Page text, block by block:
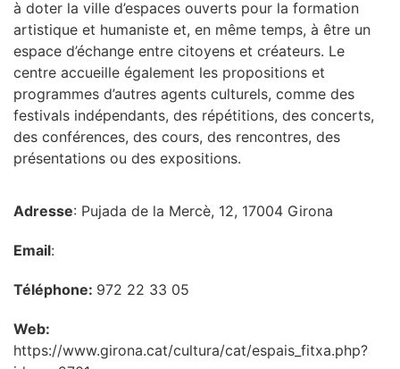
à doter la ville d’espaces ouverts pour la formation
artistique et humaniste et, en même temps, à être un
espace d’échange entre citoyens et créateurs. Le
centre accueille également les propositions et
programmes d’autres agents culturels, comme des
festivals indépendants, des répétitions, des concerts,
des conférences, des cours, des rencontres, des
présentations ou des expositions.
Adresse: Pujada de la Mercè, 12, 17004 Girona
Email:
Téléphone: 972 22 33 05
Web:
https://www.girona.cat/cultura/cat/espais_fitxa.php?